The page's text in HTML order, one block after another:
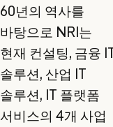
60년의 역사를
바탕으로 NRI는
현재 컨설팅, 금융
솔루션, 산업 IT
솔루션, IT 플랫폼
서비스의 4개 사업